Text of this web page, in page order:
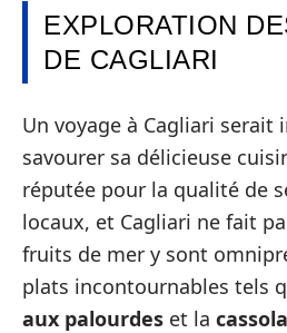
EXPLORATION
DE CAGLIARI
Un voyage à Cagliari serait
savourer sa délicieuse
réputée pour la qualité de
locaux, et Cagliari ne fait
fruits de mer y sont
plats incontournables tels
aux palourdes et la cassola